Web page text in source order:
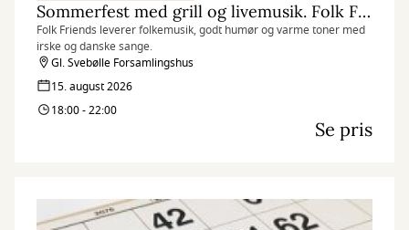
Sommerfest med grill og livemusik. Folk Friends - Irsk/skotsk folkemusik
Folk Friends leverer folkemusik, godt humør og varme toner med
irske og danske sange.
Gl. Svebølle Forsamlingshus
15. august 2026
18:00 - 22:00
Se pris